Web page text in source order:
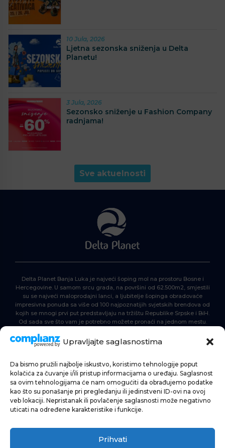
Upravljajte saglasnostima
Da bismo pružili najbolje iskustvo, koristimo tehnologije poput
kolačića za čuvanje i/ili pristup informacijama o uređaju. Saglasnost
sa ovim tehnologijama će nam omogućiti da obrađujemo podatke
kao što su ponašanje pri pregledanju ili jedinstveni ID-ovi na ovoj
veb lokaciji. Nepristanak ili povlačenje saglasnosti može negativno
uticati na određene karakteristike i funkcije.
Prihvati
10 Jula, 2026
Ljetna sezonska sniženja u Delta
Planetu!
3 Jula, 2026
Sezonsko sniženje u Fashion Company
radnjama!
Sve aktuelnosti
Delta Planet Banja Luka je najveći šoping mol na prostoru Bosne i
Hercegovine. U samom srcu grada, na površini od 62.500m2, smjestili
su se najveći maloprodajni lanci, a ljubitelje šopinga obradovaće
impresivna ponuda sa više od 100 najpoznatijih svjetskih brendova od
kojih se mnogi prvi put predstavljaju na tržištu Republike Srpske i BiH.
Od sada sve što vam je potrebno možete pronaći na jednom mestu.
POČETNA
ŠOPING
AKTUELNOSTI
ZABAVA